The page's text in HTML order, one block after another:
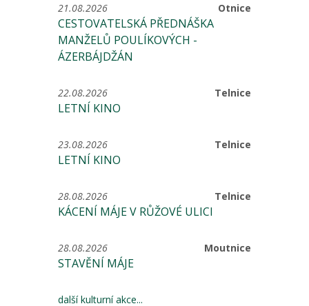
Otnice
21.08.2026
CESTOVATELSKÁ PŘEDNÁŠKA
MANŽELŮ POULÍKOVÝCH -
ÁZERBÁJDŽÁN
Telnice
22.08.2026
LETNÍ KINO
Telnice
23.08.2026
LETNÍ KINO
Telnice
28.08.2026
KÁCENÍ MÁJE V RŮŽOVÉ ULICI
Moutnice
28.08.2026
STAVĚNÍ MÁJE
další kulturní akce...